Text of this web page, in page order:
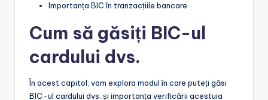
Importanța BIC în tranzacțiile bancare
Cum să găsiți BIC-ul
cardului dvs.
În acest capitol, vom explora modul în care puteți găsi
BIC-ul cardului dvs. și importanța verificării acestuia